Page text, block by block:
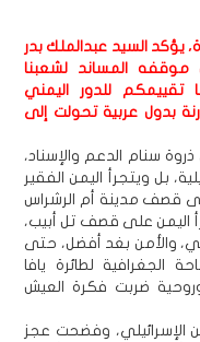
السيد عبدالملك بدر
موقفه المساند لشعبنا
تقييمكم للدور اليمني
بدول عربية تحولت إلى
سنام الدعم والإسناد،
بل ويتجرأ اليمن الفقير
قصف مدينة أم الرشراس
اليمن على قصف تل أبيب،
والأمن بغد أفضل، حتى
الجغرافية لطائرة يافا
ضربت فكرة العيش
وفضحت عجز